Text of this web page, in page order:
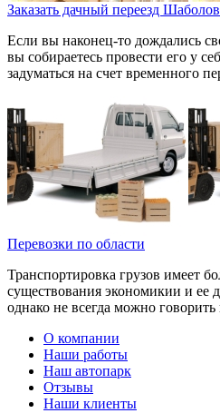
Заказать дачный переезд
Если вы наконец-то дождались
вы собираетесь провести его у
задуматься на счет временного
Перевозки по области
Транспортировка грузов имеет
существования экономикии и ее
однако не всегда можно
О компании
Наши работы
Наш автопарк
Отзывы
Наши клиенты